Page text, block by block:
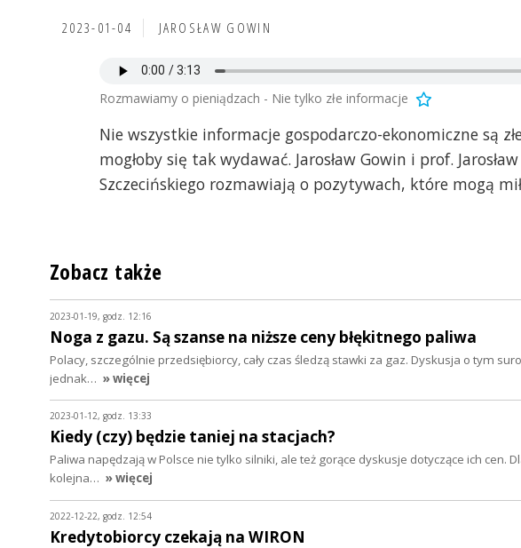
2023-01-04 JAROSŁAW GOWIN
Rozmawiamy o pieniądzach - Nie tylko złe informacje
Nie wszystkie informacje gospodarczo-ekonomiczne są
mogłoby się tak wydawać. Jarosław Gowin i prof.
Szczecińskiego rozmawiają o pozytywach, które mogą
Zobacz także
2023-01-19, godz. 12:16
Noga z gazu. Są szanse na niższe ceny błękitnego paliwa
Polacy, szczególnie przedsiębiorcy, cały czas śledzą stawki za gaz. Dyskusja o tym
jednak… » więcej
2023-01-12, godz. 13:33
Kiedy (czy) będzie taniej na stacjach?
Paliwa napędzają w Polsce nie tylko silniki, ale też gorące dyskusje dotyczące ich cen.
kolejna… » więcej
2022-12-22, godz. 12:54
Kredytobiorcy czekają na WIRON